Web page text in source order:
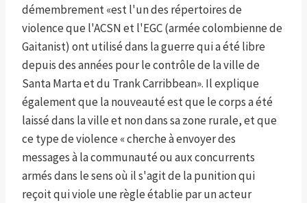
démembrement «est l'un des répertoires de
violence que l'ACSN et l'EGC (armée colombienne de
Gaitanist) ont utilisé dans la guerre qui a été libre
depuis des années pour le contrôle de la ville de
Santa Marta et du Trank Carribbean». Il explique
également que la nouveauté est que le corps a été
laissé dans la ville et non dans sa zone rurale, et que
ce type de violence « cherche à envoyer des
messages à la communauté ou aux concurrents
armés dans le sens où il s'agit de la punition qui
reçoit qui viole une règle établie par un acteur